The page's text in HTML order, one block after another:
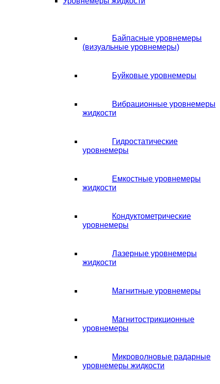
Байпасные уровнемеры
(визуальные уровнемеры)
Буйковые уровнемеры
Вибрационные уровнемеры
жидкости
Гидростатические
уровнемеры
Емкостные уровнемеры
жидкости
Кондуктометрические
уровнемеры
Лазерные уровнемеры
жидкости
Магнитные уровнемеры
Магнитострикционные
уровнемеры
Микроволновые радарные
уровнемеры жидкости